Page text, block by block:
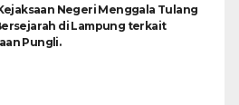
Negeri Menggala Tulang
di Lampung terkait
Pungli.